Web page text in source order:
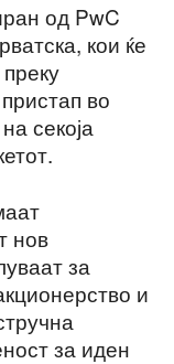
од PwC
кои ќе
во
секоја
нов
за
и
за иден